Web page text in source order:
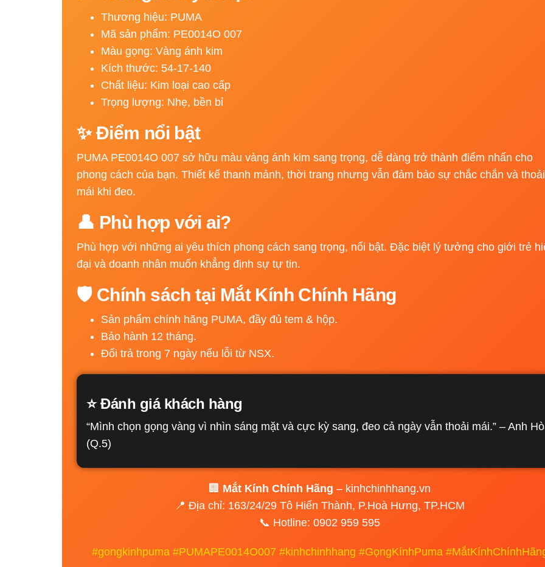
Thương hiệu: PUMA
Mã sản phẩm: PE0014O 007
Màu gọng: Vàng ánh kim
Kích thước: 54-17-140
Chất liệu: Kim loại cao cấp
Trọng lượng: Nhẹ, bền bỉ
✨ Điểm nổi bật
PUMA PE0014O 007 sở hữu màu vàng ánh kim sang trọng, dễ dàng trở thành điểm nhấn cho
phong cách của bạn. Thiết kế thanh mảnh, thời trang nhưng vẫn đảm bảo sự chắc chắn và thoải
mái khi đeo.
👤 Phù hợp với ai?
Phù hợp với những ai yêu thích phong cách sang trọng, nổi bật. Đặc biệt lý tưởng cho giới trẻ
đại và doanh nhân muốn khẳng định sự tự tin.
🛡️ Chính sách tại Mắt Kính Chính Hãng
Sản phẩm chính hãng PUMA, đầy đủ tem & hộp.
Bảo hành 12 tháng.
Đổi trả trong 7 ngày nếu lỗi từ NSX.
⭐ Đánh giá khách hàng
“Mình chọn gọng vàng vì nhìn sáng mặt và cực kỳ sang, đeo cả ngày vẫn thoải mái.” – Anh
(Q.5)
🏢 Mắt Kính Chính Hãng – kinhchinhhang.vn
📍 Địa chỉ: 163/24/29 Tô Hiến Thành, P.Hoà Hưng, TP.HCM
📞 Hotline: 0902 959 595
#gongkinhpuma #PUMAPE0014O007 #kinhchinhhang #GọngKínhPuma